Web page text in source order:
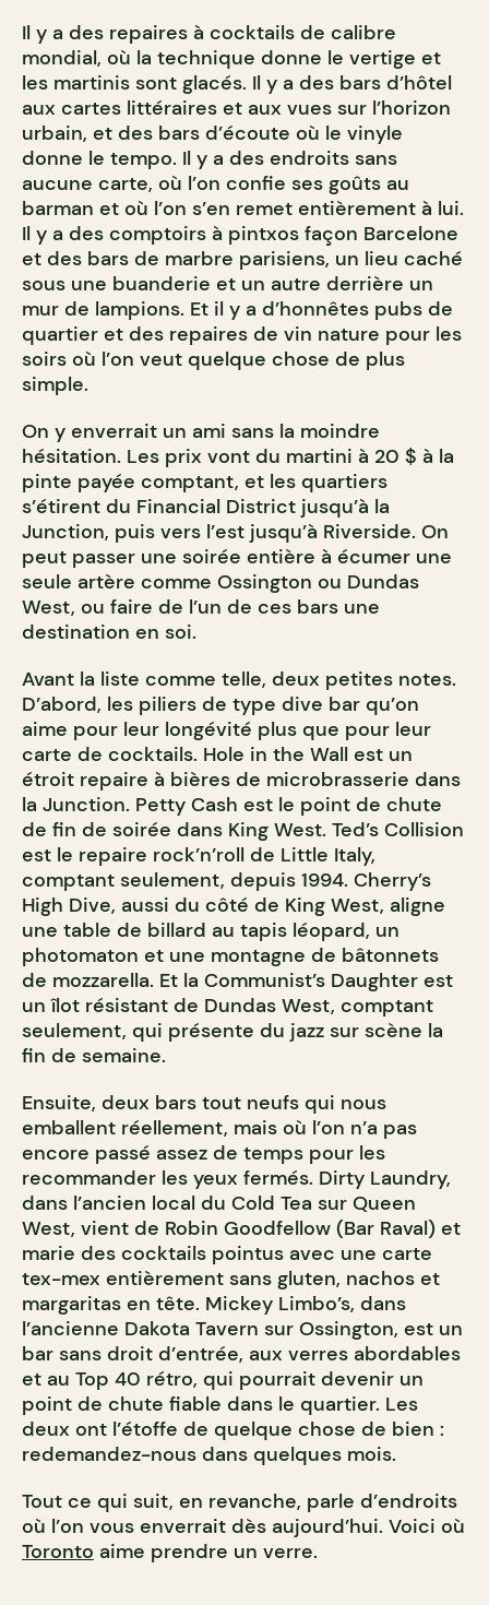
Il y a des repaires à cocktails de calibre
mondial, où la technique donne le vertige et
les martinis sont glacés. Il y a des bars d’hôtel
aux cartes littéraires et aux vues sur l’horizon
urbain, et des bars d’écoute où le vinyle
donne le tempo. Il y a des endroits sans
aucune carte, où l’on confie ses goûts au
barman et où l’on s’en remet entièrement à lui.
Il y a des comptoirs à pintxos façon Barcelone
et des bars de marbre parisiens, un lieu caché
sous une buanderie et un autre derrière un
mur de lampions. Et il y a d’honnêtes pubs de
quartier et des repaires de vin nature pour les
soirs où l’on veut quelque chose de plus
simple.
On y enverrait un ami sans la moindre
hésitation. Les prix vont du martini à 20 $ à la
pinte payée comptant, et les quartiers
s’étirent du Financial District jusqu’à la
Junction, puis vers l’est jusqu’à Riverside. On
peut passer une soirée entière à écumer une
seule artère comme Ossington ou Dundas
West, ou faire de l’un de ces bars une
destination en soi.
Avant la liste comme telle, deux petites notes.
D’abord, les piliers de type dive bar qu’on
aime pour leur longévité plus que pour leur
carte de cocktails. Hole in the Wall est un
étroit repaire à bières de microbrasserie dans
la Junction. Petty Cash est le point de chute
de fin de soirée dans King West. Ted’s Collision
est le repaire rock’n’roll de Little Italy,
comptant seulement, depuis 1994. Cherry’s
High Dive, aussi du côté de King West, aligne
une table de billard au tapis léopard, un
photomaton et une montagne de bâtonnets
de mozzarella. Et la Communist’s Daughter est
un îlot résistant de Dundas West, comptant
seulement, qui présente du jazz sur scène la
fin de semaine.
Ensuite, deux bars tout neufs qui nous
emballent réellement, mais où l’on n’a pas
encore passé assez de temps pour les
recommander les yeux fermés. Dirty Laundry,
dans l’ancien local du Cold Tea sur Queen
West, vient de Robin Goodfellow (Bar Raval) et
marie des cocktails pointus avec une carte
tex-mex entièrement sans gluten, nachos et
margaritas en tête. Mickey Limbo’s, dans
l’ancienne Dakota Tavern sur Ossington, est un
bar sans droit d’entrée, aux verres abordables
et au Top 40 rétro, qui pourrait devenir un
point de chute fiable dans le quartier. Les
deux ont l’étoffe de quelque chose de bien :
redemandez-nous dans quelques mois.
Tout ce qui suit, en revanche, parle d’endroits
où l’on vous enverrait dès aujourd’hui. Voici où
Toronto aime prendre un verre.